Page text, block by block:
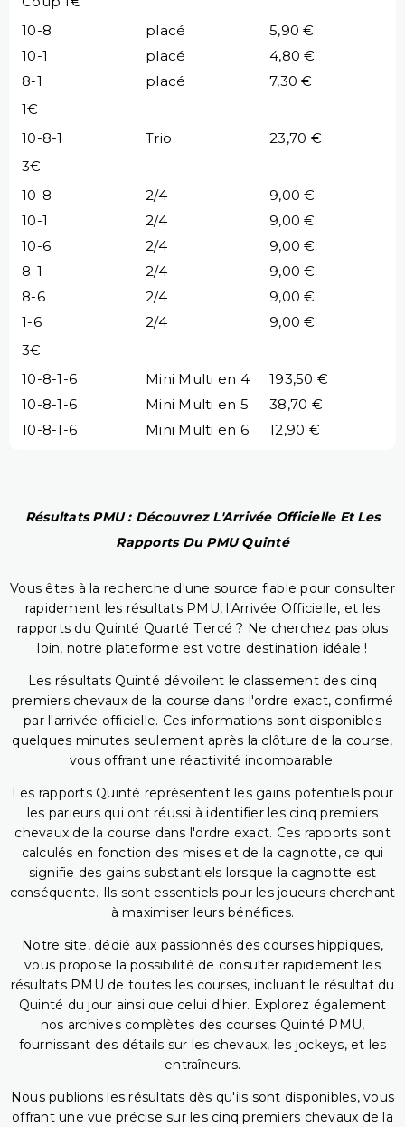
10-8
placé
5,90 €
10-1
placé
4,80 €
8-1
placé
7,30 €
1€
10-8-1
Trio
23,70 €
3€
10-8
2/4
9,00 €
10-1
2/4
9,00 €
10-6
2/4
9,00 €
8-1
2/4
9,00 €
8-6
2/4
9,00 €
1-6
2/4
9,00 €
3€
10-8-1-6
Mini Multi en 4
193,50 €
10-8-1-6
Mini Multi en 5
38,70 €
10-8-1-6
Mini Multi en 6 12,90 €
Résultats PMU : Découvrez L'Arrivée Officielle Et Les
Rapports Du PMU Quinté
Vous êtes à la recherche d'une source fiable pour consulter
rapidement les résultats PMU, l'Arrivée Officielle, et les
rapports du Quinté Quarté Tiercé ? Ne cherchez pas plus
loin, notre plateforme est votre destination idéale !
Les résultats Quinté dévoilent le classement des cinq
premiers chevaux de la course dans l'ordre exact, confirmé
par l'arrivée officielle. Ces informations sont disponibles
quelques minutes seulement après la clôture de la course,
vous offrant une réactivité incomparable.
Les rapports Quinté représentent les gains potentiels pour
les parieurs qui ont réussi à identifier les cinq premiers
chevaux de la course dans l'ordre exact. Ces rapports sont
calculés en fonction des mises et de la cagnotte, ce qui
signifie des gains substantiels lorsque la cagnotte est
conséquente. Ils sont essentiels pour les joueurs cherchant
à maximiser leurs bénéfices.
Notre site, dédié aux passionnés des courses hippiques,
vous propose la possibilité de consulter rapidement les
résultats PMU de toutes les courses, incluant le résultat du
Quinté du jour ainsi que celui d'hier. Explorez également
nos archives complètes des courses Quinté PMU,
fournissant des détails sur les chevaux, les jockeys, et les
entraîneurs.
Nous publions les résultats dès qu'ils sont disponibles, vous
offrant une vue précise sur les cinq premiers chevaux de la